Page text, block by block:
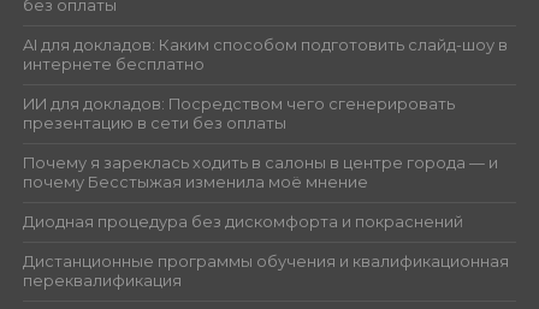
без оплаты
AI для докладов: Каким способом подготовить слайд-шоу в
интернете бесплатно
ИИ для докладов: Посредством чего сгенерировать
презентацию в сети без оплаты
Почему я зареклась ходить в салоны в центре города — и
почему Бесстыжая изменила моё мнение
Диодная процедура без дискомфорта и покраснений
Дистанционные программы обучения и квалификационная
переквалификация